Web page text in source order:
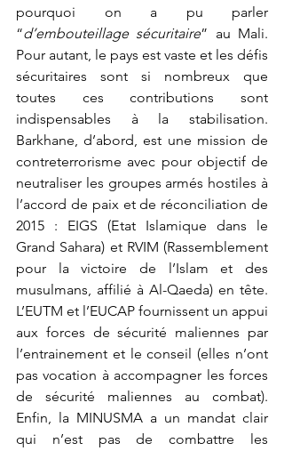
pourquoi on a pu parler
“d’embouteillage sécuritaire” au Mali.
Pour autant, le pays est vaste et les défis
sécuritaires sont si nombreux que
toutes ces contributions sont
indispensables à la stabilisation.
Barkhane, d’abord, est une mission de
contreterrorisme avec pour objectif de
neutraliser les groupes armés hostiles à
l’accord de paix et de réconciliation de
2015 : EIGS (Etat Islamique dans le
Grand Sahara) et RVIM (Rassemblement
pour la victoire de l’Islam et des
musulmans, affilié à Al-Qaeda) en tête.
L’EUTM et l’EUCAP fournissent un appui
aux forces de sécurité maliennes par
l’entrainement et le conseil (elles n’ont
pas vocation à accompagner les forces
de sécurité maliennes au combat).
Enfin, la MINUSMA a un mandat clair
qui n’est pas de combattre les